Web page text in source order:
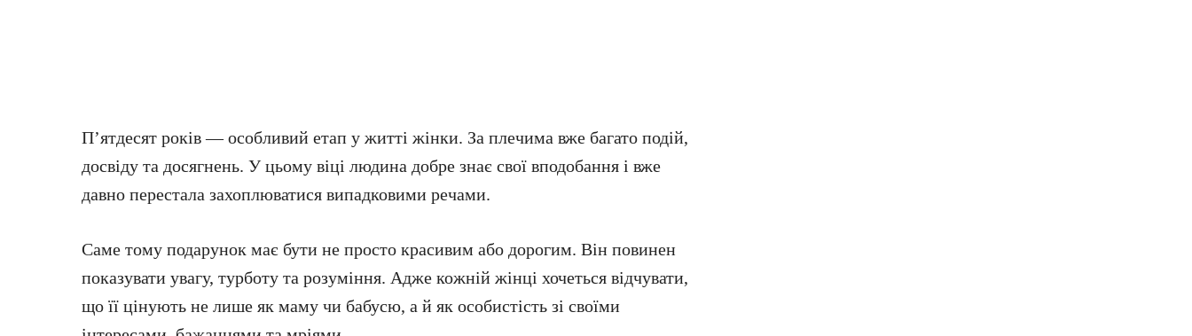
П’ятдесят років — особливий етап у житті жінки. За плечима вже багато подій,
досвіду та досягнень. У цьому віці людина добре знає свої вподобання і вже
давно перестала захоплюватися випадковими речами.
Саме тому подарунок має бути не просто красивим або дорогим. Він повинен
показувати увагу, турботу та розуміння. Адже кожній жінці хочеться відчувати,
що її цінують не лише як маму чи бабусю, а й як особистість зі своїми